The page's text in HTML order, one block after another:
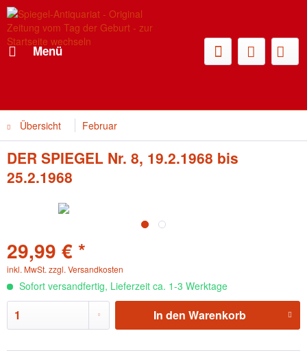
Menü
Übersicht Februar
DER SPIEGEL Nr. 8, 19.2.1968 bis
25.2.1968
29,99 € *
inkl. MwSt. zzgl. Versandkosten
Sofort versandfertig, Lieferzeit ca. 1-3 Werktage
In den Warenkorb